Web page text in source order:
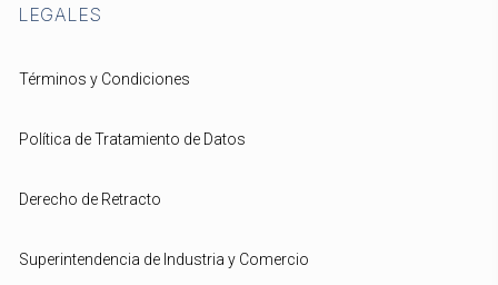
LEGALES
Términos y Condiciones
Política de Tratamiento de Datos
Derecho de Retracto
Superintendencia de Industria y Comercio